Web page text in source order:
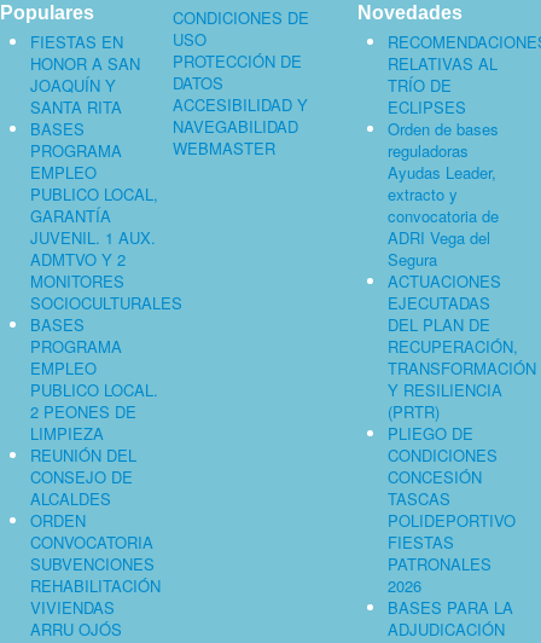
Populares
FIESTAS EN
HONOR A SAN
JOAQUÍN Y
SANTA RITA
BASES
PROGRAMA
EMPLEO
PUBLICO LOCAL,
GARANTÍA
JUVENIL. 1 AUX.
ADMTVO Y 2
MONITORES
SOCIOCULTURALES
BASES
PROGRAMA
EMPLEO
PUBLICO LOCAL.
2 PEONES DE
LIMPIEZA
REUNIÓN DEL
CONSEJO DE
ALCALDES
ORDEN
CONVOCATORIA
SUBVENCIONES
REHABILITACIÓN
VIVIENDAS
ARRU OJÓS
CONDICIONES DE
USO
PROTECCIÓN DE
DATOS
ACCESIBILIDAD Y
NAVEGABILIDAD
WEBMASTER
Novedades
RELATIVAS AL
TRÍO DE
ECLIPSES
Orden de bases
reguladoras
Ayudas Leader,
extracto y
convocatoria de
ADRI Vega del
Segura
ACTUACIONES
EJECUTADAS
DEL PLAN DE
RECUPERACIÓN,
TRANSFORMACIÓN
Y RESILIENCIA
(PRTR)
PLIEGO DE
CONDICIONES
CONCESIÓN
TASCAS
POLIDEPORTIVO
FIESTAS
PATRONALES
2026
BASES PARA LA
ADJUDICACIÓN